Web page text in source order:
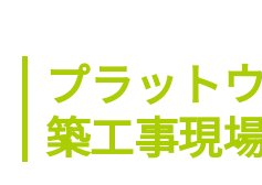
プラット
築工事現